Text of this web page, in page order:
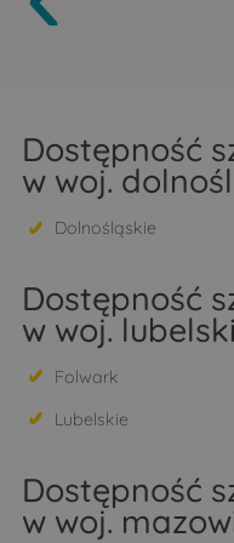
Dostępność
w woj.
Dolnośląskie
Dostępność
w woj.
Folwark
Lubelskie
Dostępność
w woj.